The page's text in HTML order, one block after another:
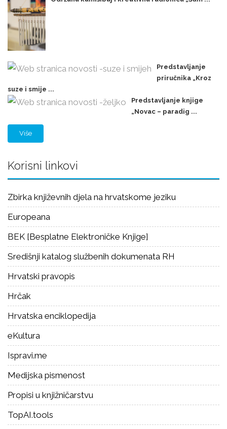
Predstavljanje
priručnika „Kroz
suze i smije ...
Predstavljanje knjige
„Novac – paradig ...
Više
Korisni linkovi
Zbirka književnih djela na hrvatskome jeziku
Europeana
BEK [Besplatne Elektroničke Knjige]
Središnji katalog službenih dokumenata RH
Hrvatski pravopis
Hrčak
Hrvatska enciklopedija
eKultura
Ispravi.me
Medijska pismenost
Propisi u knjižničarstvu
TopAI.tools